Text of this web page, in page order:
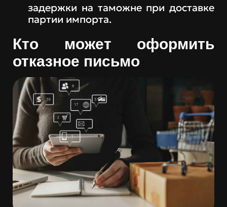
задержки на таможне при доставке
партии импорта.
Кто может оформить
отказное письмо